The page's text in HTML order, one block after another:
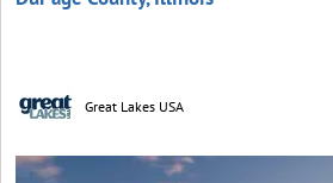
Great Lakes USA